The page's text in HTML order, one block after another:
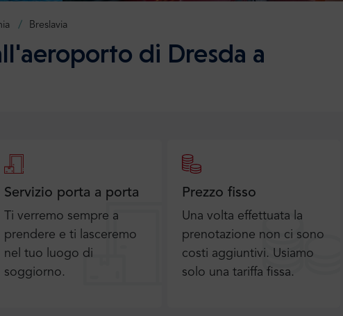
Breslavia
di Dresda a
Servizio porta a porta
Ti verremo sempre a
prendere e ti lasceremo
nel tuo luogo di
soggiorno.
Prezzo fisso
Una volta effettuata la
prenotazione non ci sono
costi aggiuntivi. Usiamo
solo una tariffa fissa.